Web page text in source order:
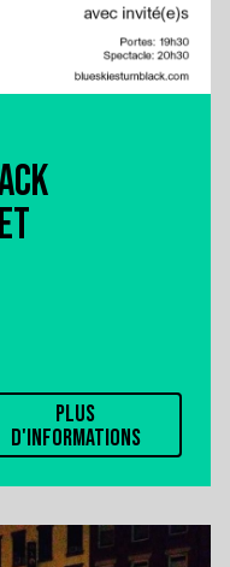
PLUS
D'INFORMATIONS